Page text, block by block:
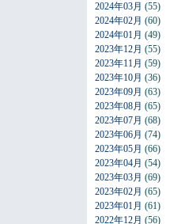
2024年03月 (55)
2024年02月 (60)
2024年01月 (49)
2023年12月 (55)
2023年11月 (59)
2023年10月 (36)
2023年09月 (63)
2023年08月 (65)
2023年07月 (68)
2023年06月 (74)
2023年05月 (66)
2023年04月 (54)
2023年03月 (69)
2023年02月 (65)
2023年01月 (61)
2022年12月 (56)